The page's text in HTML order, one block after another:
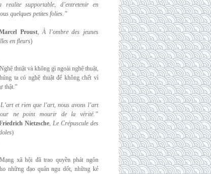
realite supportable, d’entretenir en
quelques petites folies.”
Proust,À l’ombre des jeunes
en fleurs)
thuật và không gì ngoài nghệ thuật,
ta có nghệ thuật để không chết vì
thật.”
et rien que l’art, nous avons l’art
ne point mourir de la vérité.”
Nietzsche, Le Crépuscule des
)
xã hội đã trao quyền phát ngôn
những đạo quân ngu dốt, những kẻ